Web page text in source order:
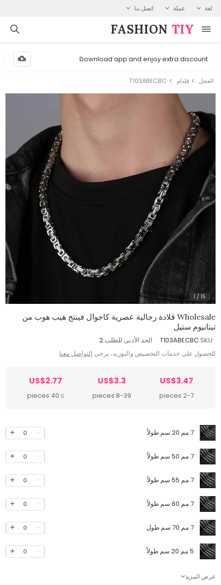
لغة عملة اتصل بنا
FASHION⁠ TIY
Download app and enjoy extra discount
العجل قلدام T103ABECBC
1 /15
Wholesale قلادة رجالية عصرية كاجوال فينتج هيب هوب من
تيتانيوم ستيل
SKU:
T103ABECBC الحد الأدنى للطلب:2
للحصول على خدمات التخصيص والتوريد، يرجى التواصل معنا
US$3.47
2-7 pieces
US$3.3
8-39 pieces
US$2.77
≥ 40 pieces
7 مم 20 سم طولاً 0
7 مم 50 سم طولاً 0
7 مم 55 سم طولاً 0
7 مم 60 سم طولاً 0
7 مم 70 سم طول 0
5 مم 20 سم طولاً 0
عرض المزيد